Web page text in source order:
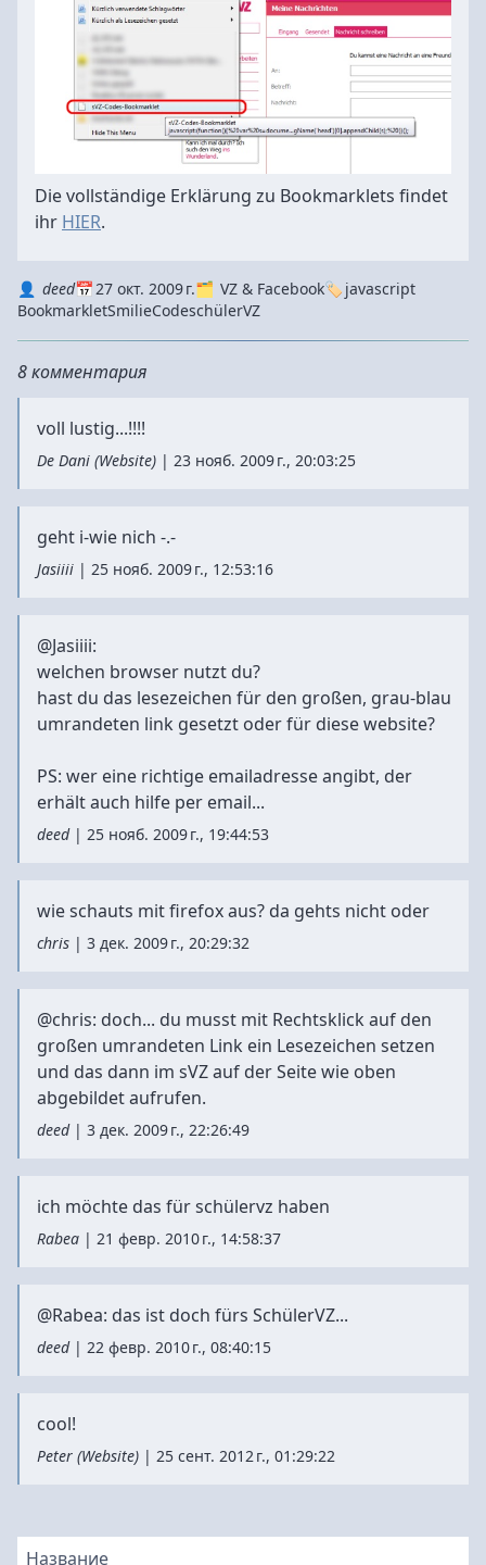
Die vollständige Erklärung zu Bookmarklets findet
ihr HIER.
Autordeed
Datum 27 окт. 2009 г.
Kategorie VZ & Facebook Tags
javascript
BookmarkletSmilieCodeschülerVZ
8 комментария
voll lustig...!!!!
De Dani (Website) | 23 нояб. 2009 г., 20:03:25
geht i-wie nich -.-
Jasiiii | 25 нояб. 2009 г., 12:53:16
@Jasiiii:
welchen browser nutzt du?
hast du das lesezeichen für den großen, grau-blau
umrandeten link gesetzt oder für diese website?
PS: wer eine richtige emailadresse angibt, der
erhält auch hilfe per email...
deed | 25 нояб. 2009 г., 19:44:53
wie schauts mit firefox aus? da gehts nicht oder
chris | 3 дек. 2009 г., 20:29:32
@chris: doch... du musst mit Rechtsklick auf den
großen umrandeten Link ein Lesezeichen setzen
und das dann im sVZ auf der Seite wie oben
abgebildet aufrufen.
deed | 3 дек. 2009 г., 22:26:49
ich möchte das für schülervz haben
Rabea | 21 февр. 2010 г., 14:58:37
@Rabea: das ist doch fürs SchülerVZ...
deed | 22 февр. 2010 г., 08:40:15
cool!
Peter (Website) | 25 сент. 2012 г., 01:29:22
Название